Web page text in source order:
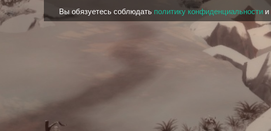
Вы обязуетесь соблюдать политику конфиденциальности и